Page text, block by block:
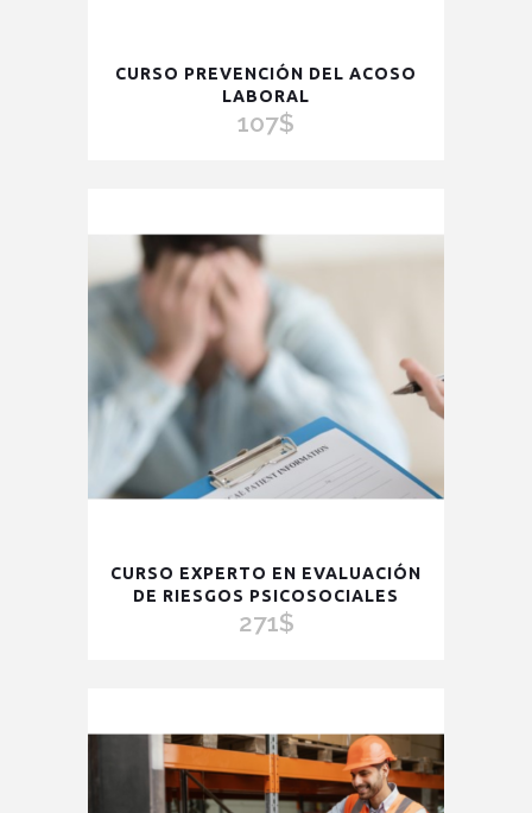
CURSO PREVENCIÓN DEL ACOSO
LABORAL
107$
CURSO EXPERTO EN EVALUACIÓN
DE RIESGOS PSICOSOCIALES
271$